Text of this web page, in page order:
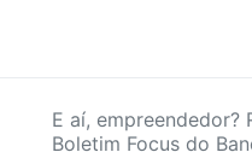
E aí, empreendedor?
Boletim Focus do